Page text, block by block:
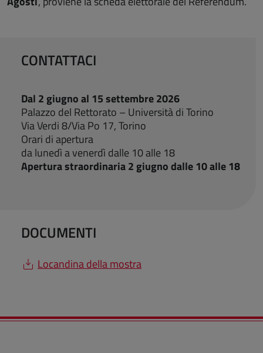
CONTATTACI
Dal 2 giugno al 15 settembre 2026
Palazzo del Rettorato – Università di Torino
Via Verdi 8/Via Po 17, Torino
Orari di apertura
da lunedì a venerdì dalle 10 alle 18
Apertura straordinaria 2 giugno dalle 10 alle 18
DOCUMENTI
Locandina della mostra